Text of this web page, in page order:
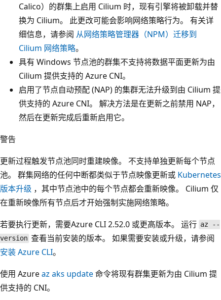
Calico）的群集上启用 Cilium 时，现有引擎将被卸载并替
换为 Cilium。 此更改可能会影响网络策略行为。 有关详
细信息，请参阅 从网络策略管理器（NPM）迁移到
Cilium 网络策略。
具有 Windows 节点池的群集不支持将数据平面更新为由
Cilium 提供支持的 Azure CNI。
启用了节点自动预配 (NAP) 的集群无法升级到由 Cilium 提
供支持的 Azure CNI。 解决方法是在更新之前禁用 NAP，
然后在更新完成后重新启用它。
警告
更新过程触发节点池同时重建映像。 不支持单独更新每个节点
池。 群集网络的任何中断都类似于节点映像更新或 Kubernetes
版本升级 ，其中节点池中的每个节点都会重新映像。 Cilium 仅
在重新映像所有节点后才开始强制实施网络策略。
若要执行更新，需要Azure CLI 2.52.0 或更高版本。 运行 az --
version 查看当前安装的版本。 如果需要安装或升级，请参阅
安装 Azure CLI。
使用 Azureaz aks update命令将现有群集更新为由 Cilium 提
供支持的 CNI。